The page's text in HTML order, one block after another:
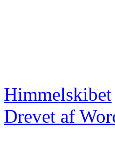
Himmelskibet
Drevet af